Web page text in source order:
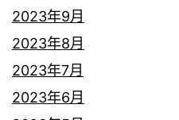
2023年9月
2023年8月
2023年7月
2023年6月